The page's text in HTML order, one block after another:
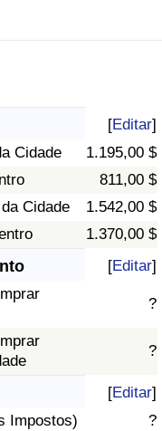
[Editar]
Cidade
1.195,00 $
811,00 $
Cidade
1.542,00 $
1.370,00 $
[Editar]
?
?
[Editar]
Impostos)
?
País